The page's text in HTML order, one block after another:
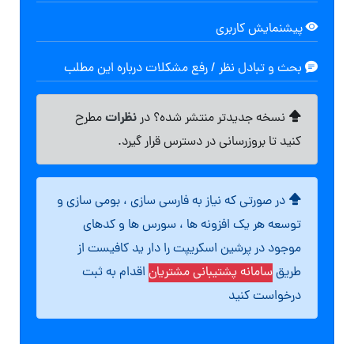
پیشنمایش کاربری
بحث و تبادل نظر / رفع مشکلات درباره این مطلب
نسخه جدیدتر منتشر شده؟ درنظراتمطرح
کنید تا بروزرسانی در دسترس قرار گیرد.
در صورتی که نیاز به فارسی سازی ، بومی سازی و
توسعه هر یک افزونه ها ، سورس ها و کدهای
موجود در پرشین اسکریپت را دار ید کافیست از
طریقسامانه پشتیبانی مشتریان اقدام به ثبت
درخواست کنید